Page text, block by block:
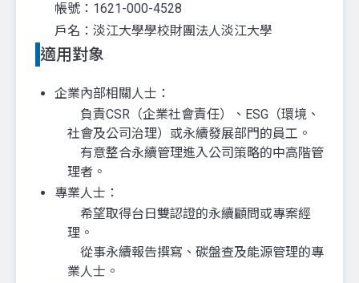
帳號：1621-000-4528
戶名：淡江大學學校財團法人淡江大學
適用對象
企業內部相關人士：
負責CSR（企業社會責任）、ESG（環境、
社會及公司治理）或永續發展部門的員工。
有意整合永續管理進入公司策略的中高階管
理者。
專業人士：
希望取得台日雙認證的永續顧問或專案經
理。
從事永續報告撰寫、碳盤查及能源管理的專
業人士。